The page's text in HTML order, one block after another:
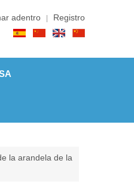
adentro Registro
la arandela de la